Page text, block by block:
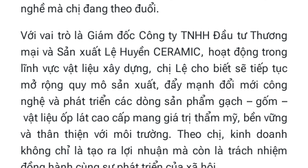
nghề mà chị đang theo đuổi.
Với vai trò là Giám đốc Công ty TNHH Đầu tư Thương
mại và Sản xuất Lệ Huyền CERAMIC, hoạt động trong
lĩnh vực vật liệu xây dựng, chị Lệ cho biết sẽ tiếp tục
mở rộng quy mô sản xuất, đẩy mạnh đổi mới công
nghệ và phát triển các dòng sản phẩm gạch – gốm –
vật liệu ốp lát cao cấp mang giá trị thẩm mỹ, bền vững
và thân thiện với môi trường. Theo chị, kinh doanh
không chỉ là tạo ra lợi nhuận mà còn là trách nhiệm